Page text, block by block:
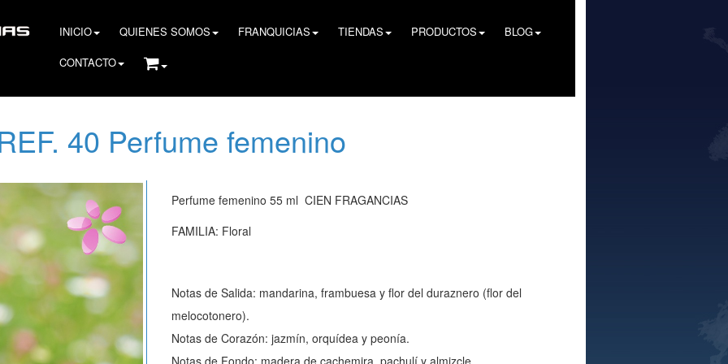
INICIO QUIENES SOMOS FRANQUICIAS TIENDAS PRODUCTOS
BLOG
CONTACTO
40 Perfume femenino
Perfume femenino 55 ml CIEN FRAGANCIAS
FAMILIA: Floral
Notas de Salida: mandarina, frambuesa y flor del duraznero (flor del
melocotonero).
Notas de Corazón: jazmín, orquídea y peonía.
Notas de Fondo: madera de cachemira, pachulí y almizcle.